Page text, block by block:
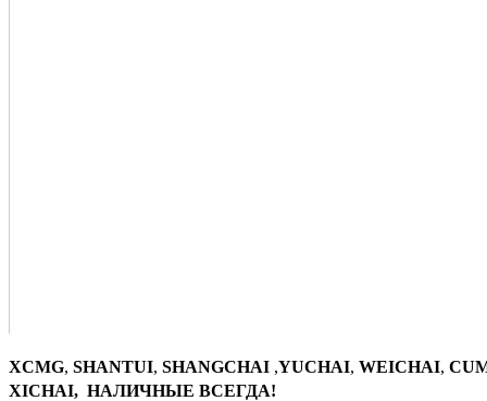
XCMG, SHANTUI, SHANGCHAI ,YUCHAI, WEICHAI,
XICHAI, НАЛИЧНЫЕ ВСЕГДА!